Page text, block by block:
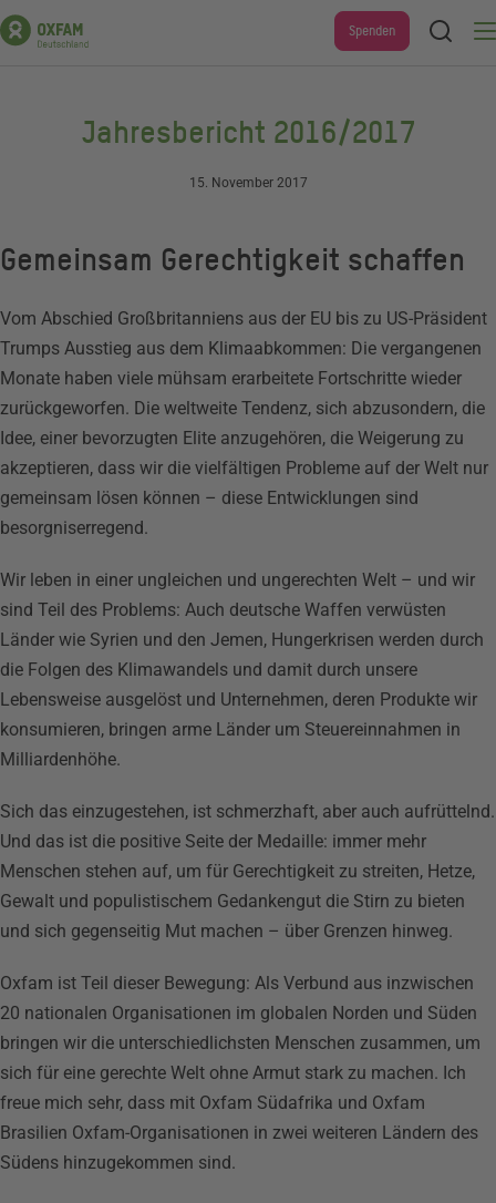
Direkt
zum
Spenden Suche
Jahresbericht 2016/2017
15. November 2017
Gemeinsam Gerechtigkeit schaffen
Vom Abschied Großbritanniens aus der EU bis zu US-Präsident
Trumps Ausstieg aus dem Klimaabkommen: Die vergangenen
Monate haben viele mühsam erarbeitete Fortschritte wieder
zurückgeworfen. Die weltweite Tendenz, sich abzusondern, die
Idee, einer bevorzugten Elite anzugehören, die Weigerung zu
akzeptieren, dass wir die vielfältigen Probleme auf der Welt nur
gemeinsam lösen können – diese Entwicklungen sind
besorgniserregend.
Wir leben in einer ungleichen und ungerechten Welt – und wir
sind Teil des Problems: Auch deutsche Waffen verwüsten
Länder wie Syrien und den Jemen, Hungerkrisen werden durch
die Folgen des Klimawandels und damit durch unsere
Lebensweise ausgelöst und Unternehmen, deren Produkte wir
konsumieren, bringen arme Länder um Steuereinnahmen in
Milliardenhöhe.
Sich das einzugestehen, ist schmerzhaft, aber auch aufrüttelnd.
Und das ist die positive Seite der Medaille: immer mehr
Menschen stehen auf, um für Gerechtigkeit zu streiten, Hetze,
Gewalt und populistischem Gedankengut die Stirn zu bieten
und sich gegenseitig Mut machen – über Grenzen hinweg.
Oxfam ist Teil dieser Bewegung: Als Verbund aus inzwischen
20 nationalen Organisationen im globalen Norden und Süden
bringen wir die unterschiedlichsten Menschen zusammen, um
sich für eine gerechte Welt ohne Armut stark zu machen. Ich
freue mich sehr, dass mit Oxfam Südafrika und Oxfam
Brasilien Oxfam-Organisationen in zwei weiteren Ländern des
Südens hinzugekommen sind.